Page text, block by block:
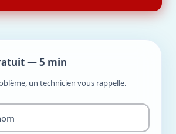
— 5 min
un technicien vous rappelle.